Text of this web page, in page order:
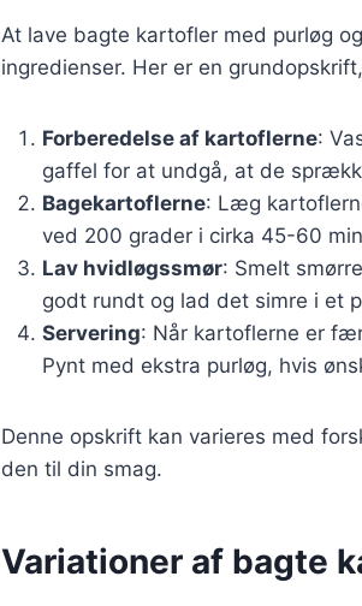
At lave bagte kartofler med purløg
ingredienser. Her er en
Forberedelse af kartoflerne:
gaffel for at undgå, at de
Bagekartoflerne: Læg
ved 200 grader i cirka 45-60
Lav hvidløgssmør: Smelt
godt rundt og lad det simre i et
Servering: Når kartoflerne er
Pynt med ekstra purløg, hvis
Denne opskrift kan varieres med
den til din smag.
Variationer af bagte